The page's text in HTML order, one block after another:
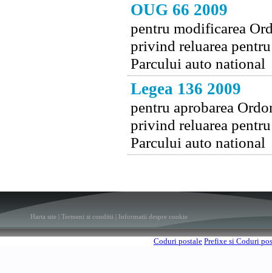
OUG 66 2009
pentru modificarea
privind reluarea
Parcului auto national
Legea 136 2009
pentru aprobarea
privind reluarea
Parcului auto national
Harta site Termeni si conditii Informatii despre cookie
Coduri postale Prefixe si Coduri